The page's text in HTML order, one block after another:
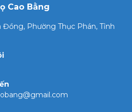
Cao Bằng
Đồng, Phường Thục Phán, Tỉnh